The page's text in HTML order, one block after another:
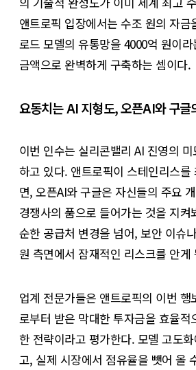
앤트로픽 입장에서는 수조 원의 자금
로드 모델의 유통망을 4000억 원이
금액으로 완벽하게 구축하는 셈이다.
요동치는 AI 지형도, 오픈AI와 구글
이번 인수는 실리콘밸리 AI 진영의
하고 있다. 앤트로픽이 스테인리스를
면, 오픈AI와 구글은 자신들의 주요
경쟁사의 품으로 들어가는 것을 지
순한 공급처 변경을 넘어, 보안 이슈
원 측면에서 잠재적인 리스크를 안게
업계 전문가들은 앤트로픽의 이번 행
로부터 받은 막대한 투자금을 효율적
한 전략이라고 평가한다. 모델 고도
고, 실제 시장에서 점유율을 뺏어 올